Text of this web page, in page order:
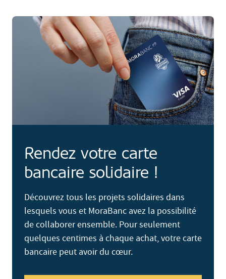
Rendez votre carte
bancaire solidaire !
Découvrez tous les projets solidaires dans
lesquels vous et MoraBanc avez la possibilité
de collaborer ensemble. Pour seulement
quelques centimes à chaque achat, votre carte
bancaire peut avoir du cœur.